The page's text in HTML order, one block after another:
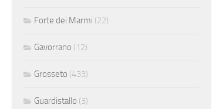
Forte dei Marmi (22)
Gavorrano (12)
Grosseto (433)
Guardistallo (3)